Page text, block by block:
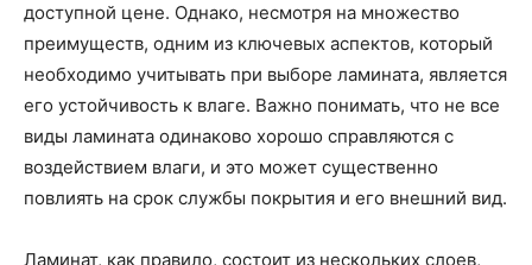
доступной цене. Однако, несмотря на множество
преимуществ, одним из ключевых аспектов, который
необходимо учитывать при выборе ламината, является
его устойчивость к влаге. Важно понимать, что не все
виды ламината одинаково хорошо справляются с
воздействием влаги, и это может существенно
повлиять на срок службы покрытия и его внешний вид.
Ламинат, как правило, состоит из нескольких слоев,